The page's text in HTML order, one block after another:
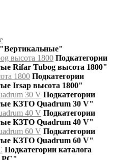
"Вертикальные"
высота 1800 Подкатегории
Rifar Tubog высота 1800"
1800 Подкатегории
Irsap высота 1800"
30 V Подкатегории
КЗТО Quadrum 30 V"
40 V Подкатегории
КЗТО Quadrum 40 V"
60 V Подкатегории
КЗТО Quadrum 60 V"
Подкатегории каталога